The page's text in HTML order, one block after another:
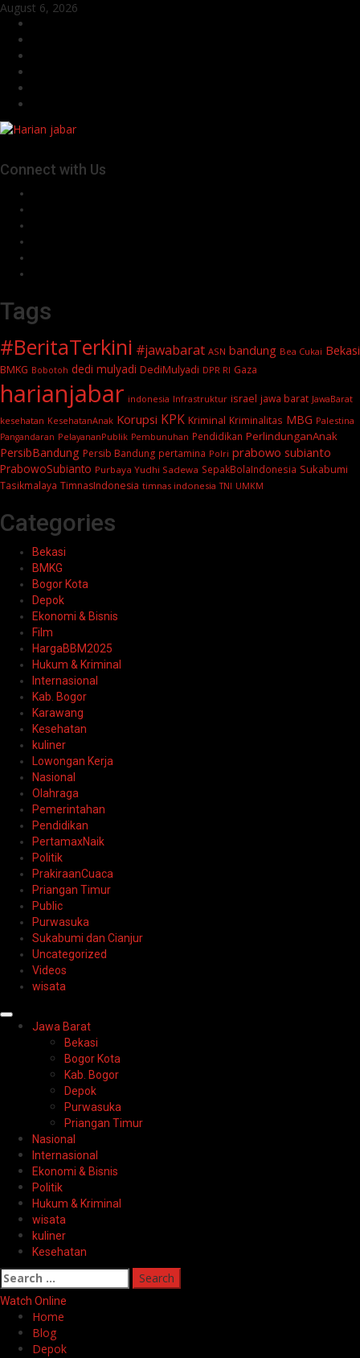
Skip
content
August 6, 2026
Connect with Us
Tags
#BeritaTerkini #jawabarat ASN bandung Bea Cukai Bekasi
BMKG Bobotoh dedi mulyadi DediMulyadi DPR RI Gaza
harianjabar indonesia Infrastruktur israel jawa barat JawaBarat
kesehatan KesehatanAnak Korupsi KPK Kriminal Kriminalitas MBG Palestina
Pangandaran PelayananPublik Pembunuhan Pendidikan PerlindunganAnak
PersibBandung Persib Bandung pertamina Polri prabowo subianto
PrabowoSubianto Purbaya Yudhi Sadewa SepakBolaIndonesia Sukabumi
Tasikmalaya TimnasIndonesia timnas indonesia TNI UMKM
Categories
Bekasi
BMKG
Bogor Kota
Depok
Ekonomi & Bisnis
Film
HargaBBM2025
Hukum & Kriminal
Internasional
Kab. Bogor
Karawang
Kesehatan
kuliner
Lowongan Kerja
Nasional
Olahraga
Pemerintahan
Pendidikan
PertamaxNaik
Politik
PrakiraanCuaca
Priangan Timur
Public
Purwasuka
Sukabumi dan Cianjur
Uncategorized
Videos
wisata
PrimaryJawa Barat
Bekasi
Bogor Kota
Kab. Bogor
Depok
Purwasuka
Priangan Timur
Nasional
Internasional
Ekonomi & Bisnis
Politik
Hukum & Kriminal
wisata
kuliner
Kesehatan
Search
for:
Watch Online
Home
Blog
Depok